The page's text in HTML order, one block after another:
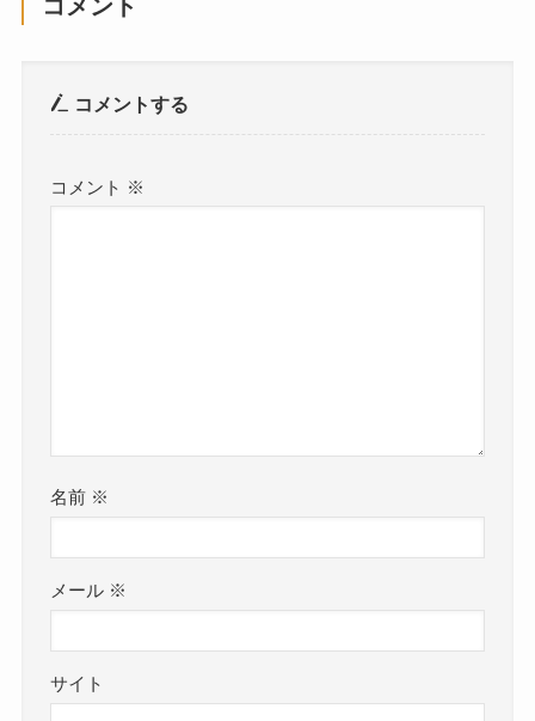
コメント
コメントする
コメント ※
名前 ※
メール ※
サイト